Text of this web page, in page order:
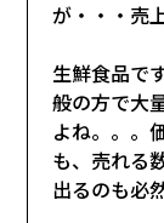
が・・・売
生鮮食品で
般の方で大
よね。。。
も、売れる
出るのも必